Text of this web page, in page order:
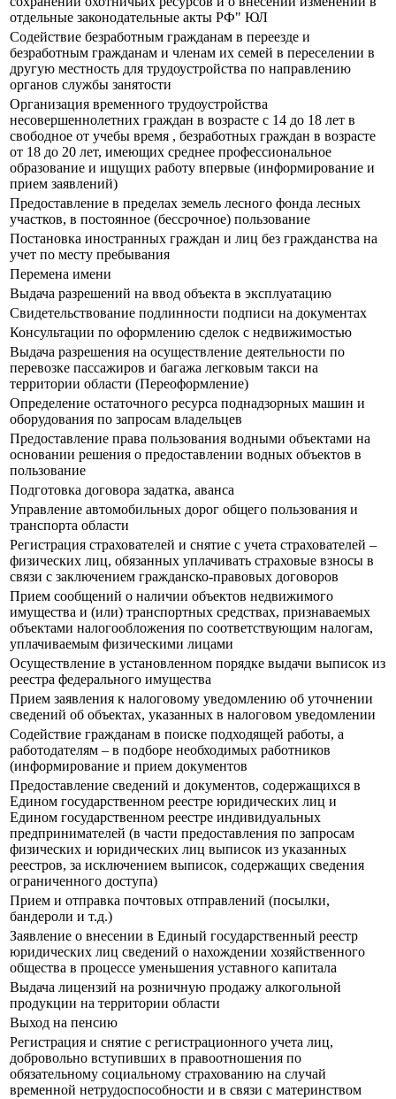
отдельные законодательные акты РФ" ЮЛ
Содействие безработным гражданам в переезде и
безработным гражданам и членам их семей в переселении в
другую местность для трудоустройства по направлению
органов службы занятости
Организация временного трудоустройства
несовершеннолетних граждан в возрасте с 14 до 18 лет в
свободное от учебы время , безработных граждан в возрасте
от 18 до 20 лет, имеющих среднее профессиональное
образование и ищущих работу впервые (информирование и
прием заявлений)
Предоставление в пределах земель лесного фонда лесных
участков, в постоянное (бессрочное) пользование
Постановка иностранных граждан и лиц без гражданства на
учет по месту пребывания
Перемена имени
Выдача разрешений на ввод объекта в эксплуатацию
Свидетельствование подлинности подписи на документах
Консультации по оформлению сделок с недвижимостью
Выдача разрешения на осуществление деятельности по
перевозке пассажиров и багажа легковым такси на
территории области (Переоформление)
Определение остаточного ресурса поднадзорных машин и
оборудования по запросам владельцев
Предоставление права пользования водными объектами на
основании решения о предоставлении водных объектов в
пользование
Подготовка договора задатка, аванса
Управление автомобильных дорог общего пользования и
транспорта области
Регистрация страхователей и снятие с учета страхователей –
физических лиц, обязанных уплачивать страховые взносы в
связи с заключением гражданско-правовых договоров
Прием сообщений о наличии объектов недвижимого
имущества и (или) транспортных средствах, признаваемых
объектами налогообложения по соответствующим налогам,
уплачиваемым физическими лицами
Осуществление в установленном порядке выдачи выписок из
реестра федерального имущества
Прием заявления к налоговому уведомлению об уточнении
сведений об объектах, указанных в налоговом уведомлении
Содействие гражданам в поиске подходящей работы, а
работодателям – в подборе необходимых работников
(информирование и прием документов
Предоставление сведений и документов, содержащихся в
Едином государственном реестре юридических лиц и
Едином государственном реестре индивидуальных
предпринимателей (в части предоставления по запросам
физических и юридических лиц выписок из указанных
реестров, за исключением выписок, содержащих сведения
ограниченного доступа)
Прием и отправка почтовых отправлений (посылки,
бандероли и т.д.)
Заявление о внесении в Единый государственный реестр
юридических лиц сведений о нахождении хозяйственного
общества в процессе уменьшения уставного капитала
Выдача лицензий на розничную продажу алкогольной
продукции на территории области
Выход на пенсию
Регистрация и снятие с регистрационного учета лиц,
добровольно вступивших в правоотношения по
обязательному социальному страхованию на случай
временной нетрудоспособности и в связи с материнством